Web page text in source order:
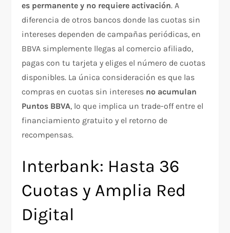
es permanente y no requiere activación. A
diferencia de otros bancos donde las cuotas sin
intereses dependen de campañas periódicas, en
BBVA simplemente llegas al comercio afiliado,
pagas con tu tarjeta y eliges el número de cuotas
disponibles. La única consideración es que las
compras en cuotas sin intereses no acumulan
Puntos BBVA, lo que implica un trade-off entre el
financiamiento gratuito y el retorno de
recompensas.
Interbank: Hasta 36
Cuotas y Amplia Red
Digital